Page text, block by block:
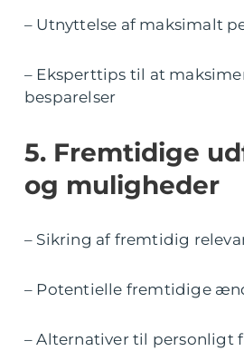
– Utnyttelse af maksimalt
– Eksperttips til at
besparelser
5. Fremtidige
og muligheder
– Sikring af fremtidig
– Potentielle fremtidige
– Alternativer til personligt